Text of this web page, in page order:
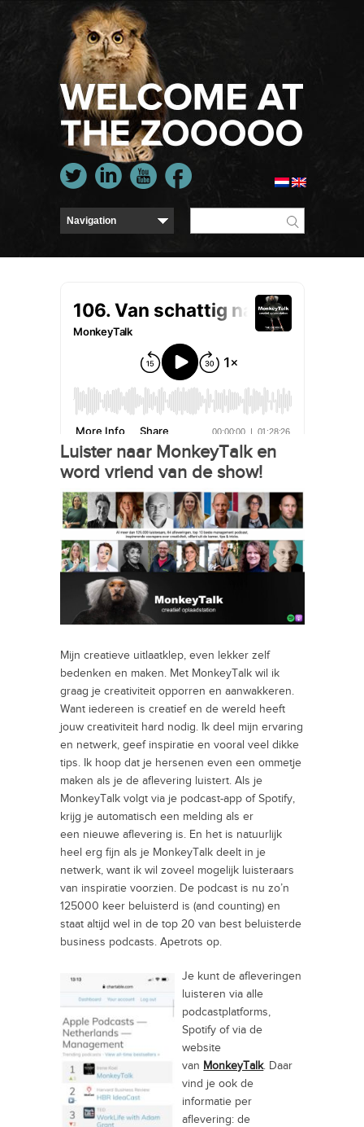
Luister naar MonkeyTalk en
word vriend van de show!
Mijn creatieve uitlaatklep, even lekker zelf
bedenken en maken. Met MonkeyTalk wil ik
graag je creativiteit opporren en aanwakkeren.
Want iedereen is creatief en de wereld heeft
jouw creativiteit hard nodig. Ik deel mijn ervaring
en netwerk, geef inspiratie en vooral veel dikke
tips. Ik hoop dat je hersenen even een ommetje
maken als je de aflevering luistert. Als je
MonkeyTalk volgt via je podcast-app of Spotify,
krijg je automatisch een melding als er
een nieuwe aflevering is. En het is natuurlijk
heel erg fijn als je MonkeyTalk deelt in je
netwerk, want ik wil zoveel mogelijk luisteraars
van inspiratie voorzien. De podcast is nu zo’n
125000 keer beluisterd is (and counting) en
staat altijd wel in de top 20 van best beluisterde
business podcasts. Apetrots op.
Je kunt de afleveringen
luisteren via alle
podcastplatforms,
Spotify of via de
website
van MonkeyTalk. Daar
vind je ook de
informatie per
aflevering: de